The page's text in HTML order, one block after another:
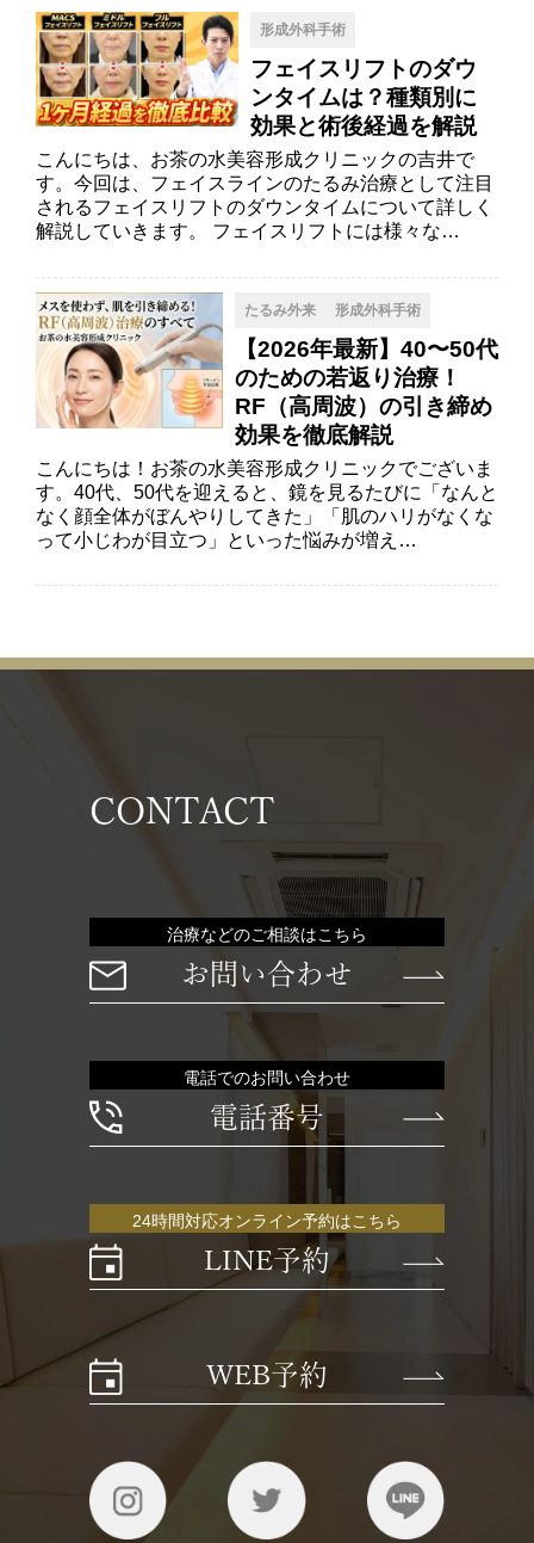
形成外科手術
フェイスリフトのダウ
ンタイムは？種類別に
効果と術後経過を解説
こんにちは、お茶の水美容形成クリニックの吉井で
す。今回は、フェイスラインのたるみ治療として注目
されるフェイスリフトのダウンタイムについて詳しく
解説していきます。 フェイスリフトには様々な…
たるみ外来 形成外科手術
【2026年最新】40〜50代
のための若返り治療！
RF（高周波）の引き締め
効果を徹底解説
こんにちは！お茶の水美容形成クリニックでございま
す。40代、50代を迎えると、鏡を見るたびに「なんと
なく顔全体がぼんやりしてきた」「肌のハリがなくな
って小じわが目立つ」といった悩みが増え…
CONTACT
治療などのご相談はこちら
お問い合わせ
電話でのお問い合わせ
電話番号
24時間対応オンライン予約はこちら
LINE予約
WEB予約